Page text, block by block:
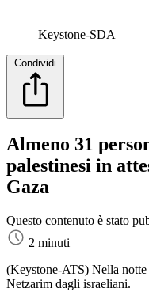
Keystone-SDA
Condividi
Almeno 31
palestinesi in
Gaza
Questo contenuto è stato
2 minuti
(Keystone-ATS) Nella
Netzarim dagli israeliani.